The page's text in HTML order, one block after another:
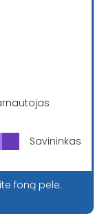
Savininkas
foną pele.